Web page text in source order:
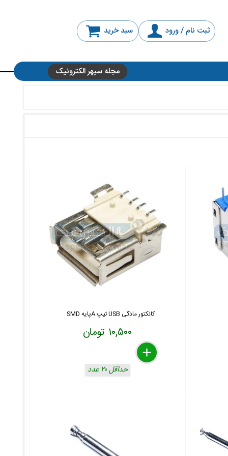
ثبت نام / ورود سبد خرید
مجله سپهر الکترونیک
کانکتور مادگی USB تیپ Aپایه SMD
۱۰,۵۰۰ تومان
delete
remove
add
حداقل ۲۰ عدد